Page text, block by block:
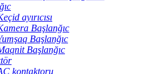
ayırıcısı
Başlanğıc
Başlanğıc
Başlanğıc
kontaktoru